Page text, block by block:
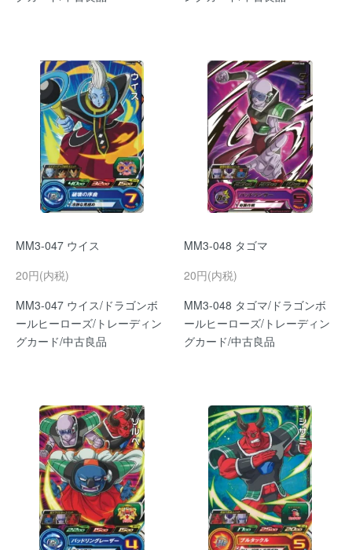
MM3-047 ウイス
20円(内税)
MM3-047 ウイス/ドラゴンボ
ールヒーローズ/トレーディン
グカード/中古良品
MM3-048 タゴマ
20円(内税)
MM3-048 タゴマ/ドラゴンボ
ールヒーローズ/トレーディン
グカード/中古良品